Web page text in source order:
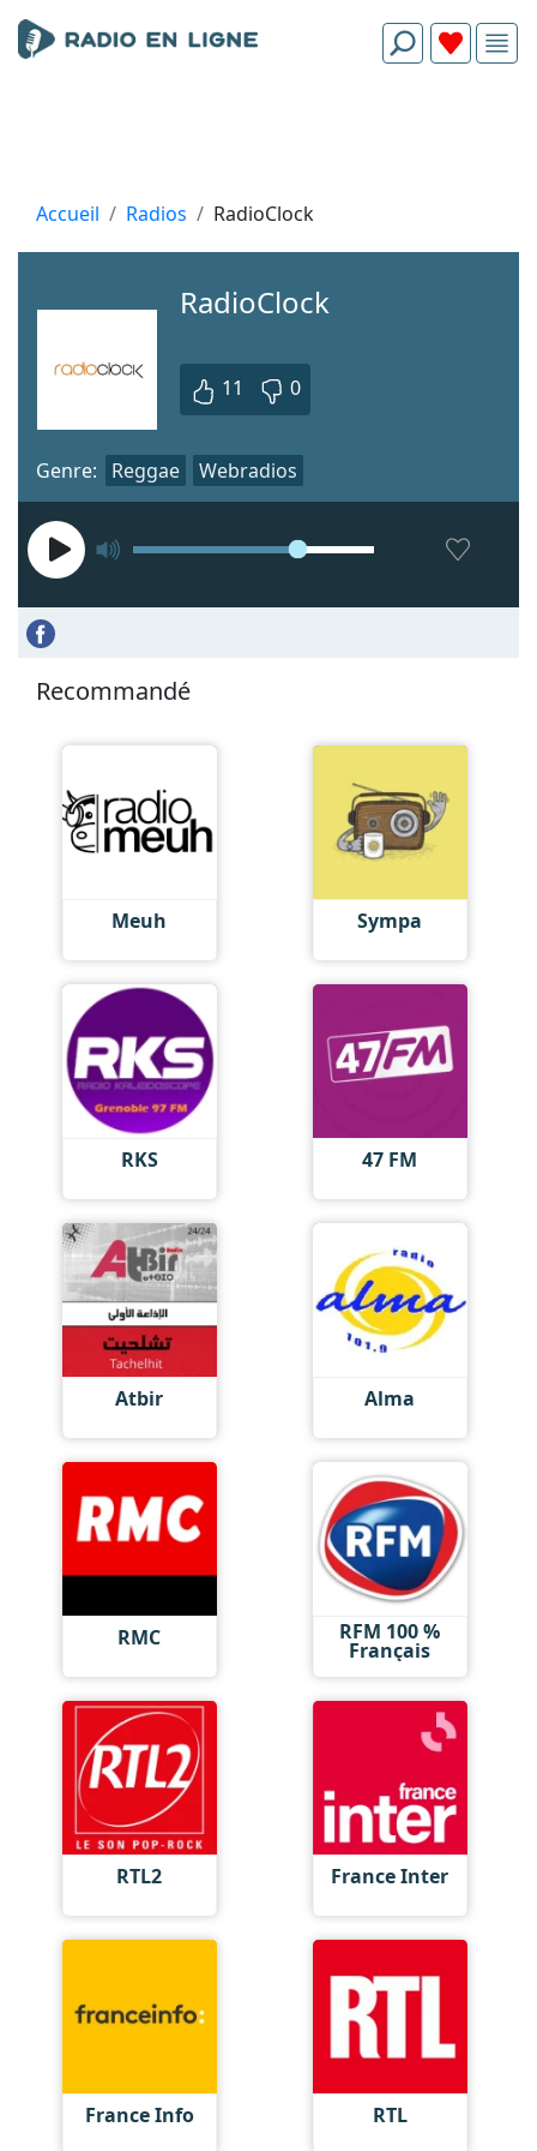
Accueil Radios RadioClock
RadioClock
11 0
Genre: Reggae Webradios
Recommandé
Meuh Sympa
RKS 47 FM
Atbir Alma
RMC RFM 100 %
Français
RTL2 France Inter
France Info RTL